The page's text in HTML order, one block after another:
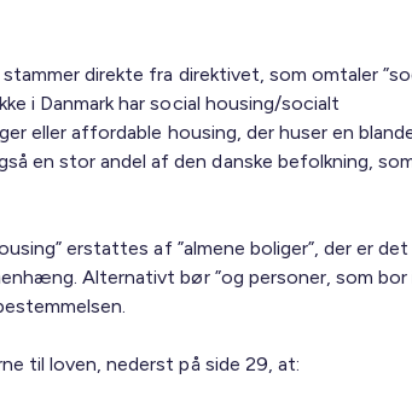
direkte fra direktivet, som omtaler
i Danmark har social housing/socialt
eller affordable housing, der huser en
en stor andel af den danske befolkning,
erstattes af ”almene boliger”, der er det
Alternativt bør ”og personer, som bor
til loven, nederst på side 29, at: